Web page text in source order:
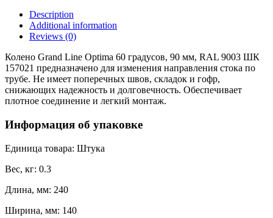
RAL
9003
157021
quantity
Description
Additional information
Reviews (0)
Колено Grand Line Optima 60 градусов, 90 мм, RAL 9003 ШК
157021 предназначено для изменения направления стока по
трубе. Не имеет поперечных швов, складок и гофр,
снижающих надежность и долговечность. Обеспечивает
плотное соединение и легкий монтаж.
Информация об упаковке
Единица товара: Штука
Вес, кг: 0.3
Длина, мм: 240
Ширина, мм: 140